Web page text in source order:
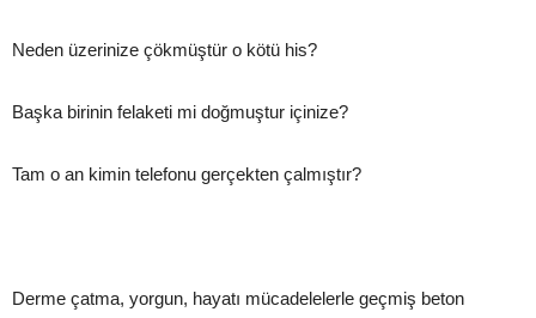
Neden üzerinize çökmüştür o kötü his?
Başka birinin felaketi mi doğmuştur içinize?
Tam o an kimin telefonu gerçekten çalmıştır?
Derme çatma, yorgun, hayatı mücadelelerle geçmiş beton